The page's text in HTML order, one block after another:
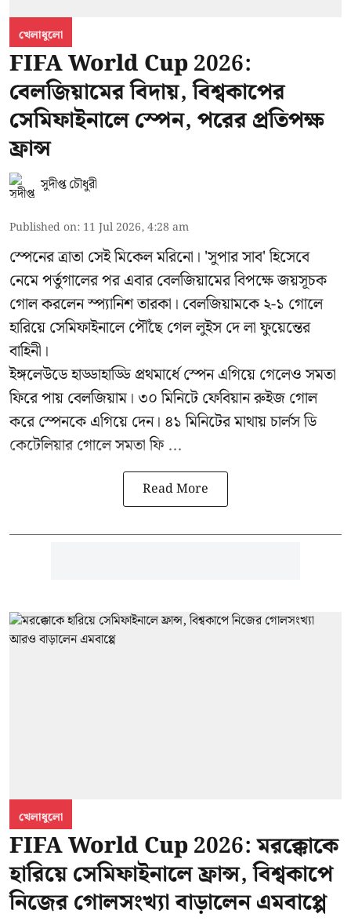
খেলাধুলো
FIFA World Cup 2026:
বেলজিয়ামের বিদায়, বিশ্বকাপের
সেমিফাইনালে স্পেন, পরের প্রতিপক্ষ
ফ্রান্স
সুদীপ্ত চৌধুরী
Published on: 11 Jul 2026, 4:28 am
স্পেনের ত্রাতা সেই মিকেল মরিনো। 'সুপার সাব' হিসেবে
নেমে পর্তুগালের পর এবার বেলজিয়ামের বিপক্ষে জয়সূচক
গোল করলেন স্প্যানিশ তারকা। বেলজিয়ামকে ২-১ গোলে
হারিয়ে সেমিফাইনালে পৌঁছে গেল লুইস দে লা ফুয়েন্তের
বাহিনী।
ইঙ্গলেউডে হাড্ডাহাড্ডি প্রথমার্ধে স্পেন এগিয়ে গেলেও সমতা
ফিরে পায় বেলজিয়াম। ৩০ মিনিটে ফেবিয়ান রুইজ গোল
করে স্পেনকে এগিয়ে দেন। ৪১ মিনিটের মাথায় চার্লস ডি
কেটেলিয়ার গোলে সমতা ফি ...
Read More
খেলাধুলো
FIFA World Cup 2026: মরক্কোকে
হারিয়ে সেমিফাইনালে ফ্রান্স, বিশ্বকাপে
নিজের গোলসংখ্যা বাড়ালেন এমবাপ্পে